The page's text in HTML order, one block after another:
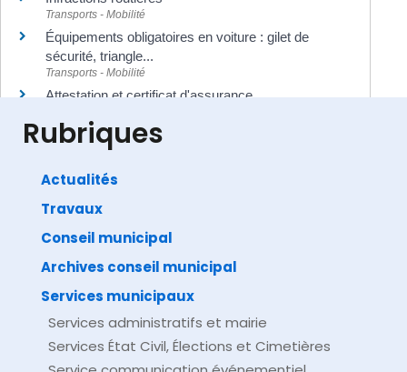
Transports - Mobilité
Équipements obligatoires en voiture : gilet de
sécurité, triangle...
Transports - Mobilité
Attestation et certificat d'assurance
Direction de l'information légale et administrative
Rubriques
Actualités
Travaux
Conseil municipal
Archives conseil municipal
Services municipaux
Services administratifs et mairie
Services État Civil, Élections et Cimetières